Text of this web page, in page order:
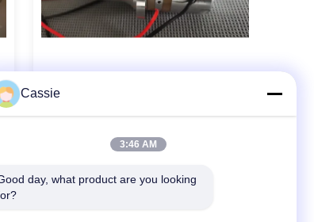
কম প্রতিবন্ধকতা সহ রিনকো 35Khz অতিস্বনক
Cassie
3:46 AM
day, what product are you looking